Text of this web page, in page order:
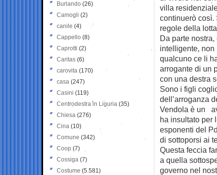
villa
continuerò così.
regole della
Da parte
intelligente,
qualcuno ce li
arrogante di un
con una destra
Sono i figli
dell’arroganza
Vendola è un
ha insultato per
esponenti del
di sottoporsi ai
Questa feccia
a quella
governo nel
Burlando (26)
Camogli (2)
canile (4)
Cappello (8)
Caprotti (2)
Caritas (6)
carovita (170)
casa (247)
Casini (119)
Centrodestra in Liguria (35)
Chiesa (276)
Cina (10)
Comune (342)
Coop (7)
Cossiga (7)
Costume (5.581)